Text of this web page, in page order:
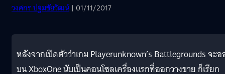
วงศกร ปฐมชัยวัฒน์ | 01/11/2017
หลังจากเปิดตัวว่าเกม Playerunknown’s Battlegrounds จะ
บน XboxOne นับเป็นคอนโซลเครื่องแรกที่ออกวางขาย ก็เรียก